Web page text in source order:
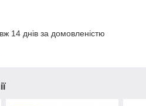
14 днів за домовленістю